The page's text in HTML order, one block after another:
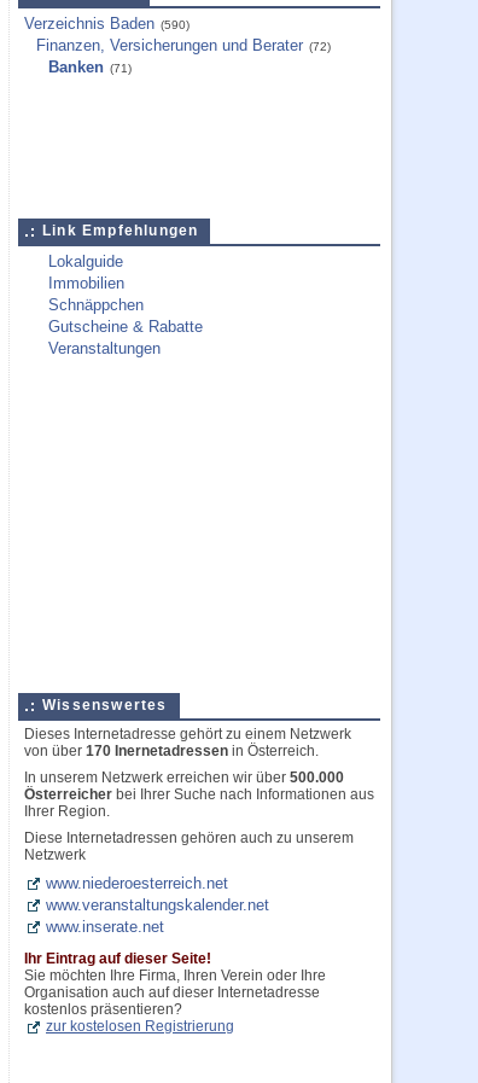
Verzeichnis Baden (590)
Finanzen, Versicherungen und Berater (72)
Banken (71)
Link Empfehlungen
Lokalguide
Immobilien
Schnäppchen
Gutscheine & Rabatte
Veranstaltungen
Wissenswertes
Dieses Internetadresse gehört zu einem Netzwerk
von über 170 Inernetadressen in Österreich.
In unserem Netzwerk erreichen wir über 500.000
Österreicher bei Ihrer Suche nach Informationen aus
Ihrer Region.
Diese Internetadressen gehören auch zu unserem
Netzwerk
www.niederoesterreich.net
www.veranstaltungskalender.net
www.inserate.net
Ihr Eintrag auf dieser Seite!
Sie möchten Ihre Firma, Ihren Verein oder Ihre
Organisation auch auf dieser Internetadresse
kostenlos präsentieren?
zur kostelosen Registrierung